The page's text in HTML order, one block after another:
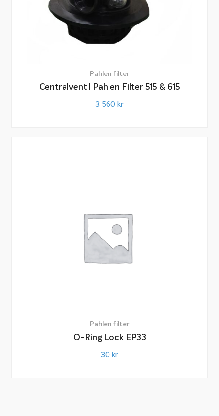
Pahlen filter
Centralventil Pahlen Filter 515 & 615
3 560 kr
Pahlen filter
O-Ring Lock EP33
30 kr